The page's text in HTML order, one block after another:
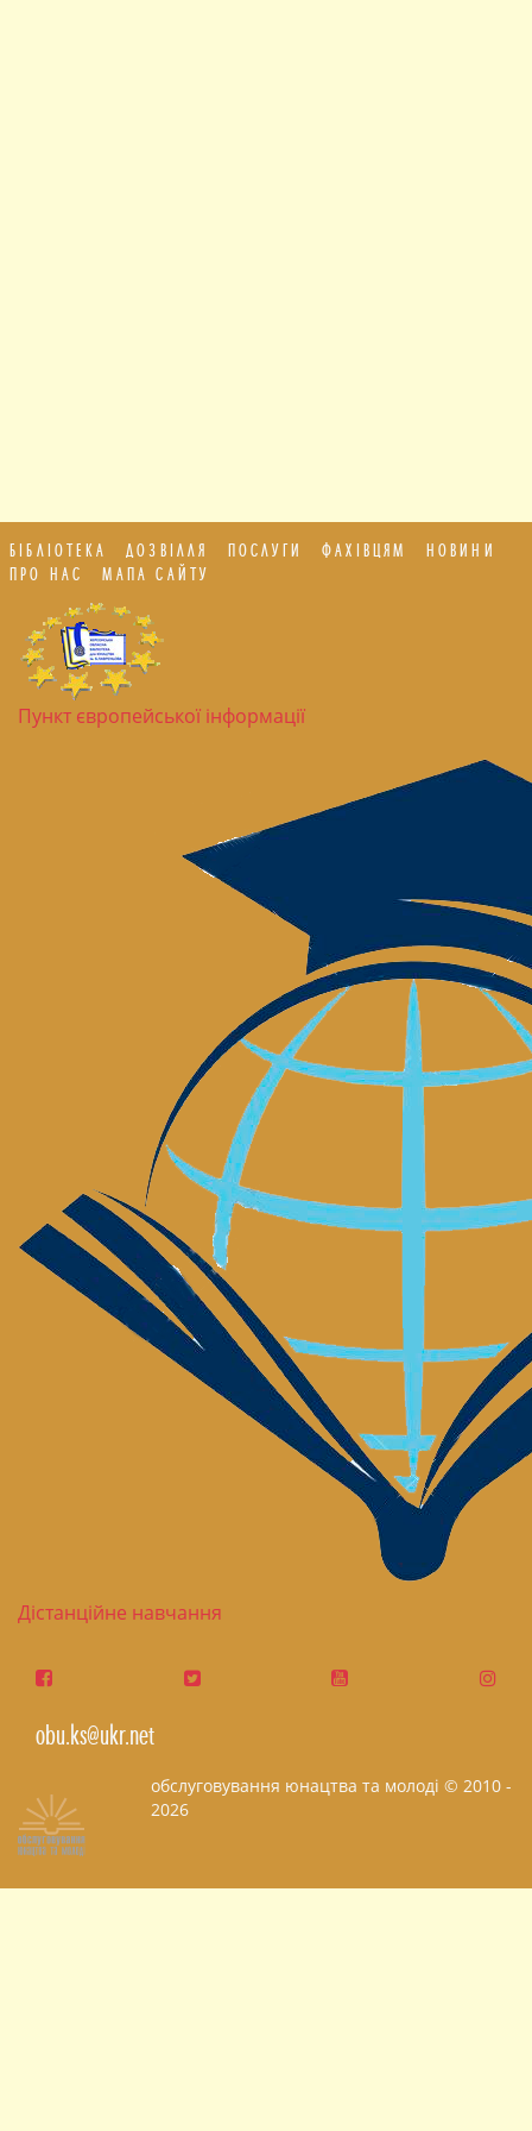
БІБЛІОТЕКА ДОЗВІЛЛЯ ПОСЛУГИ ФАХІВЦЯМ
НОВИНИ
ПРО НАС
МАПА САЙТУ
Пункт європейської інформації
Дістанційне навчання
obu.ks@ukr.net
обслуговування юнацтва та молоді © 2010 -
2026